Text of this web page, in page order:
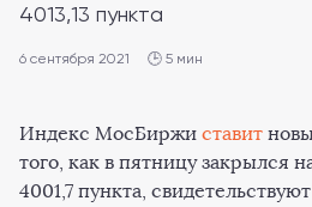
4013,13 пункта
6 сентября 2021 🕒 5 мин
Индекс МосБиржи ставит
того, как в пятницу закрылся
4001,7 пункта,